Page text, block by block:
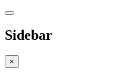
Sidebar
×